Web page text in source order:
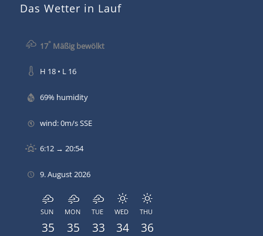
Das Wetter in Lauf
17°Mäßig bewölkt
H 18 • L 16
69% humidity
wind: 0m/s SSE
6:12 → 20:54
9. August 2026
SUN
35
MON
35
TUE
33
WED
34
THU
36